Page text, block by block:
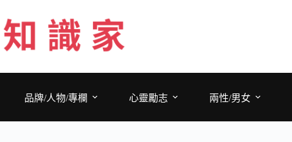
至
主
要
品牌/人物/專欄
心靈勵志 兩性/男女